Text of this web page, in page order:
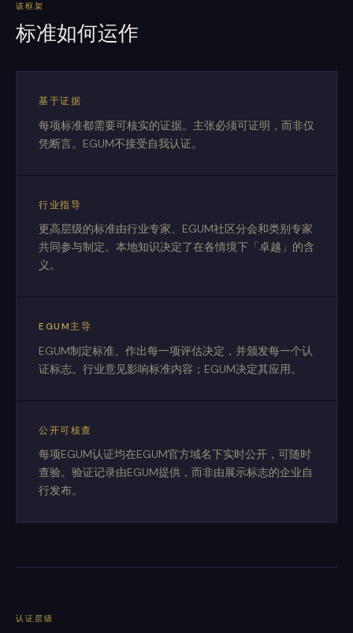
该框架
标准如何运作
基于证据
每项标准都需要可核实的证据。主张必须可证明，而非仅
凭断言。EGUM不接受自我认证。
行业指导
更高层级的标准由行业专家、EGUM社区分会和类别专家
共同参与制定。本地知识决定了在各情境下「卓越」的含
义。
EGUM主导
EGUM制定标准、作出每一项评估决定，并颁发每一个认
证标志。行业意见影响标准内容；EGUM决定其应用。
公开可核查
每项EGUM认证均在EGUM官方域名下实时公开，可随时
查验。验证记录由EGUM提供，而非由展示标志的企业自
行发布。
认证层级